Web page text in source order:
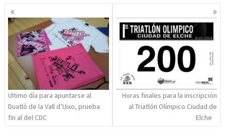
Navegación
de
entradas
Ultimo día para apuntarse al
Duatló de la Vall d’Uixo, prueba
fin al del CDC
Horas finales para la inscripción
al Triatlón Olímpico Ciudad de
Elche